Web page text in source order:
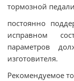
тормозной
постоянно
исправном
параметров
изготовителя.
Рекомендуемое